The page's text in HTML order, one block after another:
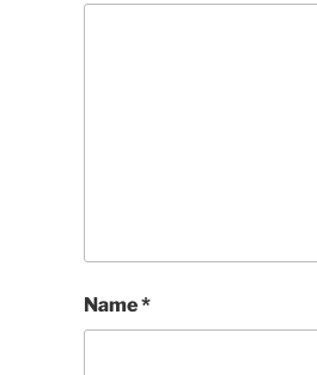
Name*